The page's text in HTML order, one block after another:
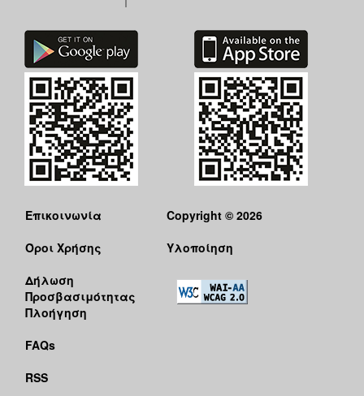
Επικοινωνία
Όροι Χρήσης
Δήλωση
Προσβασιμότητας
Πλοήγηση
FAQs
RSS
Copyright © 2026
Υλοποίηση